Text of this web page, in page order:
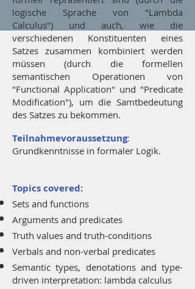
logische Sprache von "Lambda
Calculus") und auch, wie die
verschiedenen Konstituenten eines
Satzes zusammen kombiniert werden
müssen (durch die formellen
semantischen Operationen von
"Functional Application" und "Predicate
Modification"), um die Samtbedeutung
des Satzes zu bekommen.
Teilnahmevoraussetzung:
Grundkenntnisse in formaler Logik.
Topics covered:
Sets and functions
Arguments and predicates
Truth values and truth-conditions
Verbals and non-verbal predicates
Semantic types, denotations and type-
driven interpretation: lambda calculus